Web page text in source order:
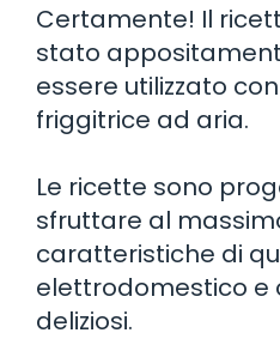
Certamente! Il
stato
essere utilizzato
friggitrice ad aria.
Le ricette sono
sfruttare al
caratteristiche di
elettrodomestico e
deliziosi.